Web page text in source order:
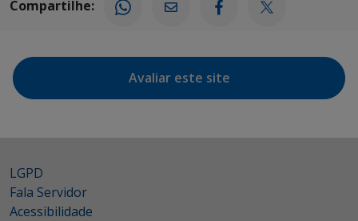
Compartilhe:
Avaliar este site
LGPD
Fala Servidor
Acessibilidade